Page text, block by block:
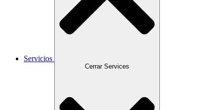
Servicios
Cerrar Services